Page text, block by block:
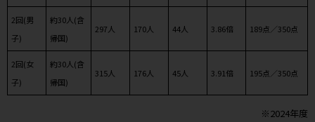
2回(男
子)
約30人(含
帰国)
297人 170人 44人 3.86倍 189点／350点
2回(女
子)
約30人(含
帰国)
315人 176人 45人 3.91倍 195点／350点
※2024年度